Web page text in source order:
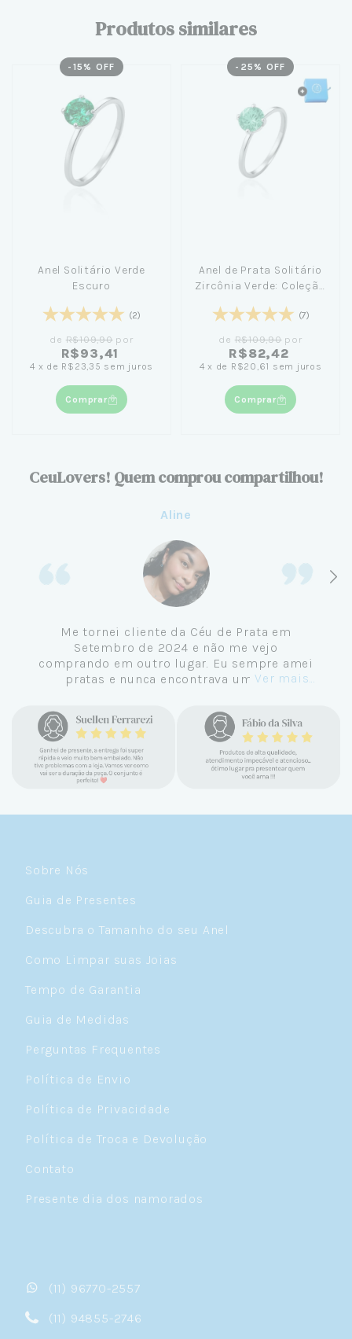
Produtos similares
- 15 % OFF
Anel Solitário Verde
Escuro
(2)
de R$109,90por
R$93,41
4 x de R$23,35 sem juros
Comprar
- 25 % OFF
Anel de Prata Solitário
Zircônia Verde: Coleção
Azul Pequena Céu de
(7)
de R$109,90por
R$82,42
4 x de R$20,61 sem juros
Comprar
CeuLovers! Quem comprou compartilhou!
Aline
Me tornei cliente da Céu de Prata em
Setembro de 2024 e não me vejo
comprando em outro lugar. Eu sempre amei
pratas e nunca encontrava uma loja
encontrar a Céu. Atendimento
personalizado, verdadeiras jóias prata 925,
mimos e brindes incríveis. Virei cliente fiel
e amo demais as pratas que são lindas, tem
um brilho incrível e preço super justo. Fora
Ver mais...
Sobre Nós
Guia de Presentes
Descubra o Tamanho do seu Anel
Como Limpar suas Joias
Tempo de Garantia
Guia de Medidas
Perguntas Frequentes
Política de Envio
Política de Privacidade
Política de Troca e Devolução
Contato
Presente dia dos namorados
(11) 96770-2557
(11) 94855-2746